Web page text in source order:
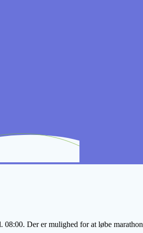
Der er mulighed for at løbe